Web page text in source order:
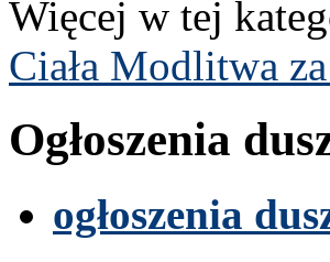
Więcej w tej
Ciała Mod­l­itwa
Ogłoszenia
ogłoszenia